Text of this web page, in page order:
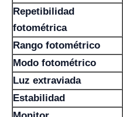
Repetibilidad
fotométrica
Rango fotométrico
Modo fotométrico
Luz extraviada
Estabilidad